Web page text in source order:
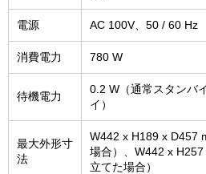
電源 AC 100V、50 / 60 Hz
消費電力 780 W
待機電力
0.2 W（通常スタンバ
イ）
最大外形寸
法
W442 x H189 x D457
場合）、W442 x
立てた場合）